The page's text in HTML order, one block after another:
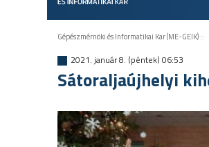
Gépészmérnöki és Informatikai Kar (ME-GEIK)::
2021. január 8. (péntek) 06:53
Sátoraljaújhelyi